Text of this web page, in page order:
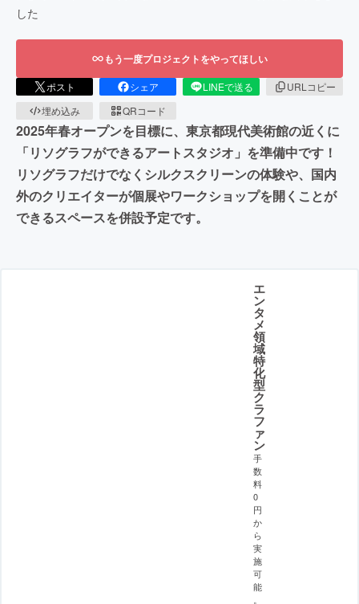
した
もう一度プロジェクトをやってほしい
ポスト シェア LINEで送る
URLコピー
埋め込み
QRコード
2025年春オープンを目標に、東京都現代美術館の近くに
「リソグラフができるアートスタジオ」を準備中です！
リソグラフだけでなくシルクスクリーンの体験や、国内
外のクリエイターが個展やワークショップを開くことが
できるスペースを併設予定です。
エ
ン
タ
メ
領
域
特
化
型
ク
ラ
フ
ァ
ン
手
数
料
0
円
か
ら
実
施
可
能